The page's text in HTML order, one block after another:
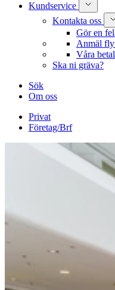
Kundservice
Kontakta oss
Gör en
Anmäl
Våra
Ska ni gräva?
Sök
Om oss
Privat
Företag/Brf